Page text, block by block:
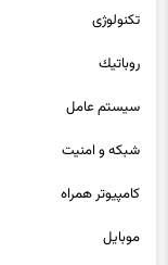
روباتيك
سيستم عامل
شبكه و امنيت
كامپيوتر همراه
موبايل
وب و اينترنت